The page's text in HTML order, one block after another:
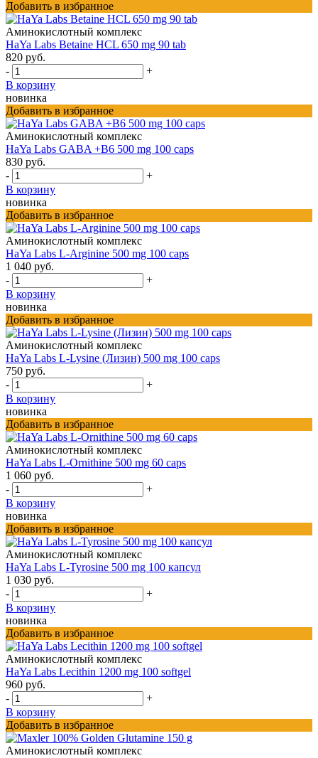
Добавить в избранное
Аминокислотный комплекс
HaYa Labs Betaine HCL 650 mg 90 tab
820 руб.
-
+
В корзину
новинка
Добавить в избранное
Аминокислотный комплекс
HaYa Labs GABA +B6 500 mg 100 caps
830 руб.
-
+
В корзину
новинка
Добавить в избранное
Аминокислотный комплекс
HaYa Labs L-Arginine 500 mg 100 caps
1 040 руб.
-
+
В корзину
новинка
Добавить в избранное
Аминокислотный комплекс
HaYa Labs L-Lysine (Лизин) 500 mg 100 caps
750 руб.
-
+
В корзину
новинка
Добавить в избранное
Аминокислотный комплекс
HaYa Labs L-Ornithine 500 mg 60 caps
1 060 руб.
-
+
В корзину
новинка
Добавить в избранное
Аминокислотный комплекс
HaYa Labs L-Tyrosine 500 mg 100 капсул
1 030 руб.
-
+
В корзину
новинка
Добавить в избранное
Аминокислотный комплекс
HaYa Labs Lecithin 1200 mg 100 softgel
960 руб.
-
+
В корзину
Добавить в избранное
Аминокислотный комплекс